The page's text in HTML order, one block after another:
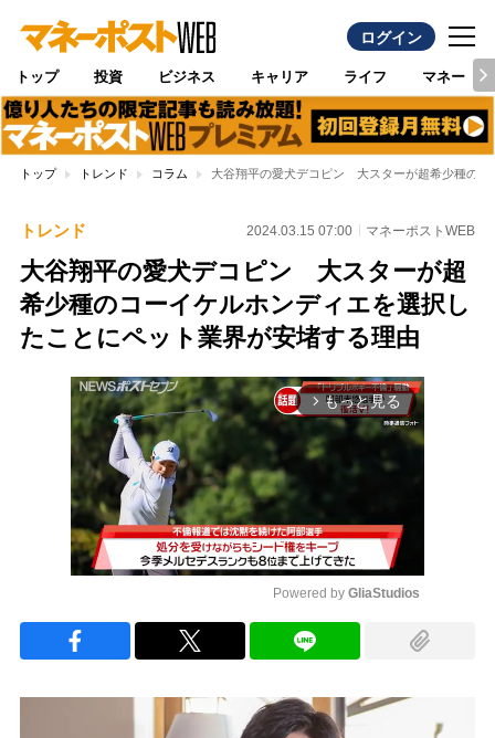
ログイン
トップ 投資 ビジネス キャリア ライフ マネー
トップ トレンド コラム 大谷翔平の愛犬デコピン 大スターが超希少種のコ
トレンド 2024.03.15 07:00 マネーポストWEB
大谷翔平の愛犬デコピン 大スターが超
希少種のコーイケルホンディエを選択し
たことにペット業界が安堵する理由
arrow_forward_ios もっと見る
Powered by GliaStudios